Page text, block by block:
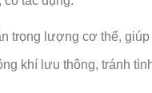
trọng lượng cơ thể,
khí lưu thông, tránh